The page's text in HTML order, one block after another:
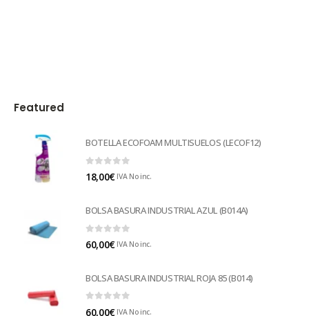
Featured
BOTELLA ECOFOAM MULTISUELOS (LECOF12)
0 out of 5
18,00€ IVA No inc.
BOLSA BASURA INDUSTRIAL AZUL (B014A)
0 out of 5
60,00€ IVA No inc.
BOLSA BASURA INDUSTRIAL ROJA 85 (B014)
60,00€ IVA No inc.